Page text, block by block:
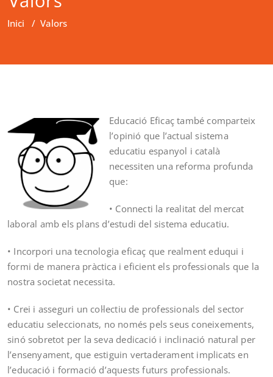
Inici / Valors
Educació Eficaç també comparteix
l’opinió que l’actual sistema
educatiu espanyol i català
necessiten una reforma profunda
que:
• Connecti la realitat del mercat
laboral amb els plans d’estudi del sistema educatiu.
• Incorpori una tecnologia eficaç que realment eduqui i
formi de manera pràctica i eficient els professionals que la
nostra societat necessita.
• Crei i asseguri un col·lectiu de professionals del sector
educatiu seleccionats, no només pels seus coneixements,
sinó sobretot per la seva dedicació i inclinació natural per
l’ensenyament, que estiguin vertaderament implicats en
l’educació i formació d’aquests futurs professionals.